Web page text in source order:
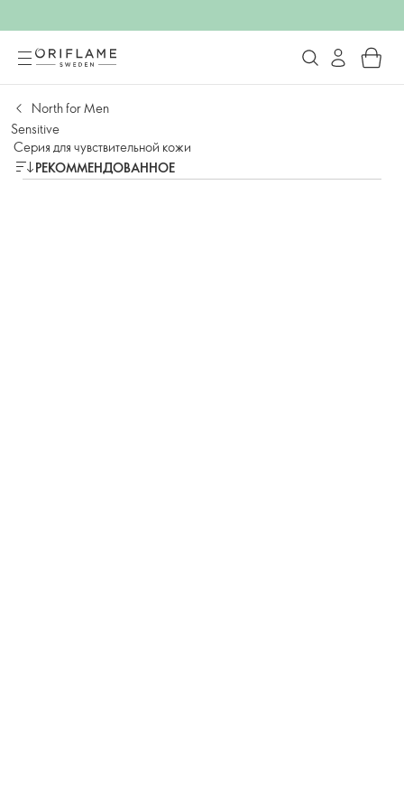
North for Men
Sensitive
Серия для чувствительной кожи
РЕКОММЕНДОВАННОЕ